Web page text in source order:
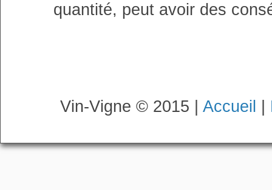
quantité, peut avoir des
Vin-Vigne © 2015 | Accueil